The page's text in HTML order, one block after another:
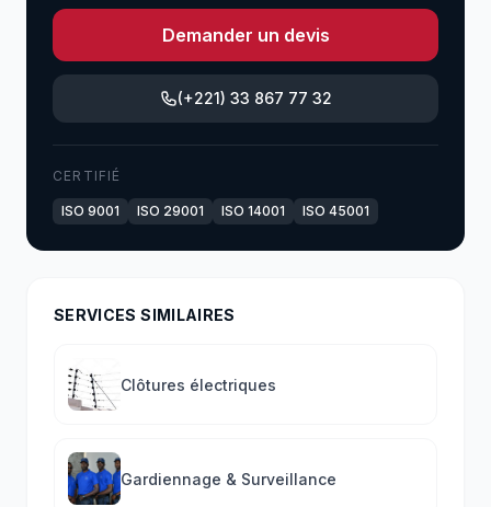
Demander un devis
(+221) 33 867 77 32
CERTIFIÉ
ISO 9001 ISO 29001 ISO 14001 ISO 45001
SERVICES SIMILAIRES
Clôtures électriques
Gardiennage & Surveillance